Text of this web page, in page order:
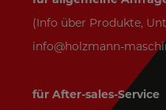
(Info über Produkte,
info@holzmann-
für After-sales-Service